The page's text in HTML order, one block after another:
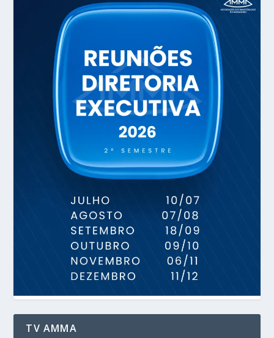
TV AMMA